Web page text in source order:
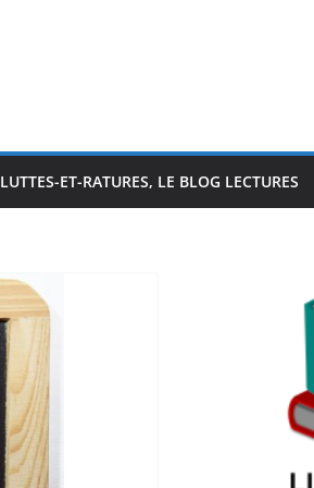
LUTTES-ET-RATURES, LE BLOG LECTURES